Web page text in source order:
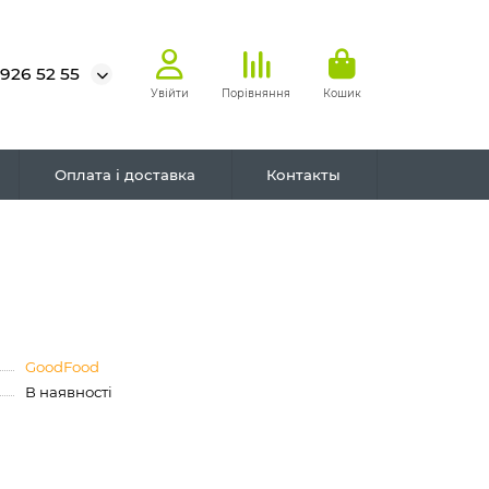
52 55
Увійти Порівняння Кошик
Оплата і доставка Контакты
GoodFood
В наявності